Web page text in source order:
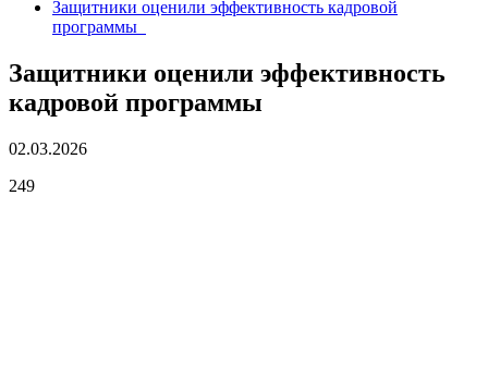
Защитники оценили эффективность кадровой
программы
Защитники оценили эффективность
кадровой программы
02.03.2026
249